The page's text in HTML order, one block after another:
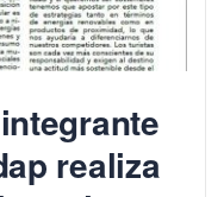
realiza